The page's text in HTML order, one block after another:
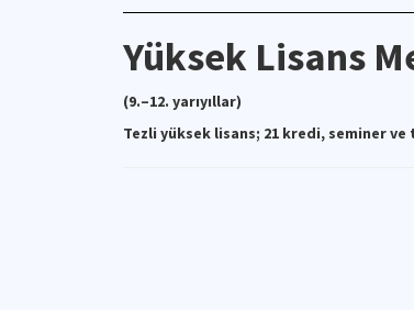
Yüksek Lisans
(9.–12. yarıyıllar)
Tezli yüksek lisans; 21 kredi, seminer